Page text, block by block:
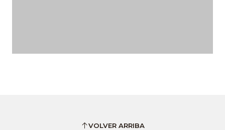
VOLVER ARRIBA